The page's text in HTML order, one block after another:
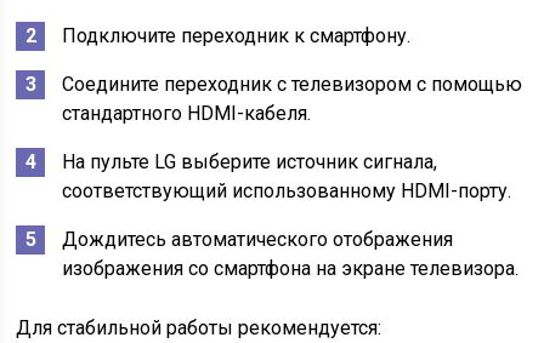
Подключите переходник к смартфону.
Соедините переходник с телевизором с помощью
стандартного HDMI-кабеля.
На пульте LG выберите источник сигнала,
соответствующий использованному HDMI-порту.
Дождитесь автоматического отображения
изображения со смартфона на экране телевизора.
Для стабильной работы рекомендуется: